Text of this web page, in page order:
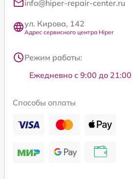
info@hiper-repair-center.ru
ул. Кирова, 142
Адрес сервисного центра Hiper
Режим работы:
Ежедневно с 9:00 до 21:00
Способы оплаты